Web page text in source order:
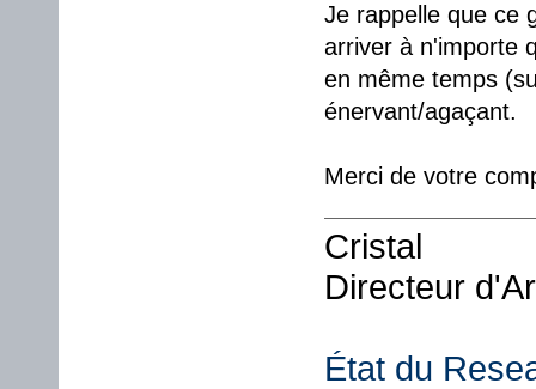
Je rappelle que ce
arriver à n'importe
en même temps
énervant/agaçant.
Merci de votre
Cristal
Directeur
État du